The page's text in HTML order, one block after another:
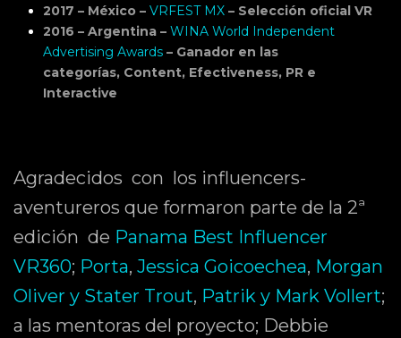
2017 – México – VRFEST MX – Selección oficial VR
2016 – Argentina – WINA World Independent
Advertising Awards – Ganador en las
categorías, Content, Efectiveness, PR e
Interactive
Agradecidos con los influencers-
aventureros que formaron parte de la 2ª
edición de Panama Best Influencer
VR360; Porta, Jessica Goicoechea, Morgan
Oliver y Stater Trout, Patrik y Mark Vollert;
a las mentoras del proyecto; Debbie